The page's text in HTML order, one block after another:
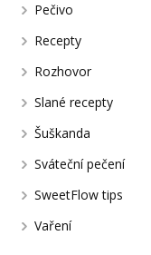
Pečivo
Recepty
Rozhovor
Slané recepty
Šuškanda
Sváteční pečení
SweetFlow tips
Vaření